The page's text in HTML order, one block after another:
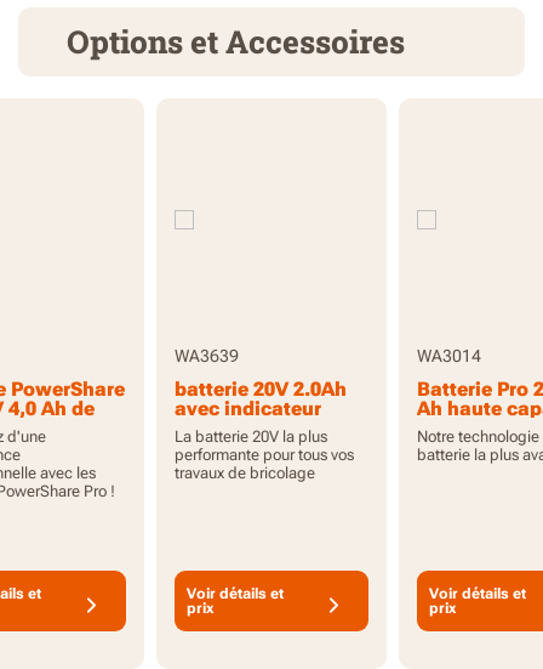
Options et Accessoires
PowerShare
4,0 Ah de
d'une
avec les
Pro !
et
WA3639
batterie 20V 2.0Ah
avec indicateur
La batterie 20V la plus
performante pour tous vos
travaux de bricolage
Voir détails et
prix
WA3014
Batterie Pro
Ah haute
avec
Notre technologie
batterie la plus
Voir détails et
prix